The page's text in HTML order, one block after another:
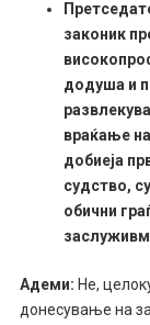
законик
додуша и
враќање
добиеја
судство,
обични
Адеми: Не,
донесување на